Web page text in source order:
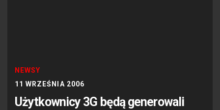
NEWSY
11 WRZEŚNIA 2006
Użytkownicy 3G będą generowali